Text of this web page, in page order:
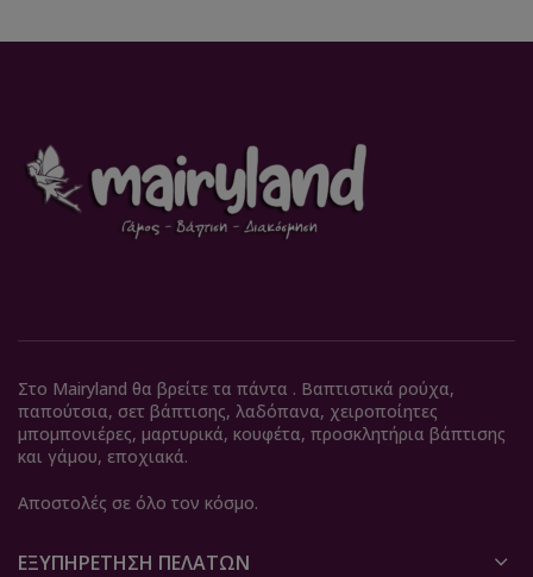
Στο Mairyland θα βρείτε τα πάντα . Βαπτιστικά ρούχα,
παπούτσια, σετ βάπτισης, λαδόπανα, χειροποίητες
μπομπονιέρες, μαρτυρικά, κουφέτα, προσκλητήρια βάπτισης
και γάμου, εποχιακά.
Αποστολές σε όλο τον κόσμο.
ΕΞΥΠΗΡΈΤΗΣΗ ΠΕΛΑΤΏΝ